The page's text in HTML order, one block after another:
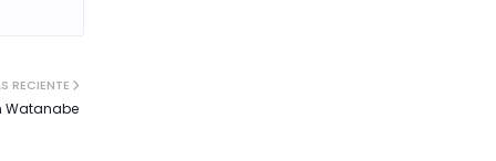
RECIENTE
Watanabe